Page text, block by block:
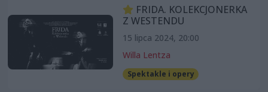
FRIDA. KOLEKCJONERKA
Z WESTENDU
15 lipca 2024, 20:00
Willa Lentza
Spektakle i opery